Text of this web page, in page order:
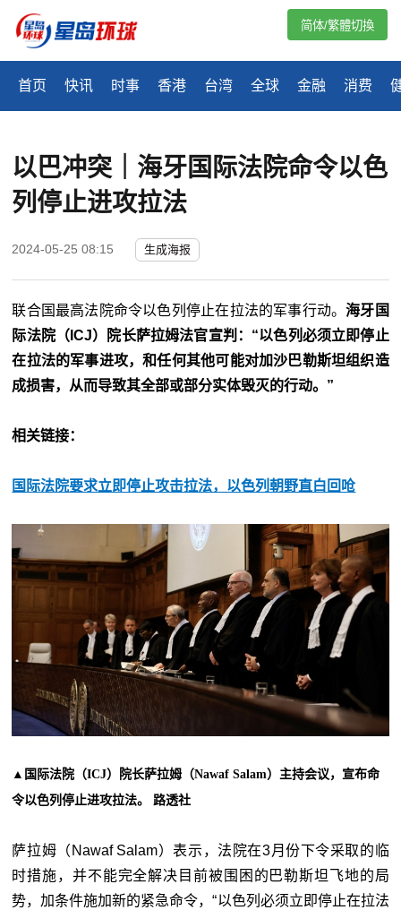
首页 快讯 时事 香港 台湾 全球 金融 消费
简体/繁體切換
以巴冲突｜海牙国际法院命令以色
列停止进攻拉法
2024-05-25 08:15 生成海报
联合国最高法院命令以色列停止在拉法的军事行动。海牙国
际法院（ICJ）院长萨拉姆法官宣判：“以色列必须立即停止
在拉法的军事进攻，和任何其他可能对加沙巴勒斯坦组织造
成损害，从而导致其全部或部分实体毁灭的行动。”
相关链接：
国际法院要求立即停止攻击拉法，以色列朝野直白回呛
▲国际法院（ICJ）院长萨拉姆（Nawaf Salam）主持会议，宣布命
令以色列停止进攻拉法。 路透社
萨拉姆（Nawaf Salam）表示，法院在3月份下令采取的临
时措施，并不能完全解决目前被围困的巴勒斯坦飞地的局
势，加条件施加新的紧急命令，“以色列必须立即停止在拉法